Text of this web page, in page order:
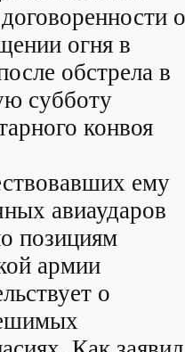
о
огня в
обстрела в
субботу
конвоя
ему
авиаударов
позициям
армии
о